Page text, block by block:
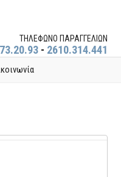
ΤΗΛΕΦΩΝΟ ΠΑΡΑΓΓΕΛΙΩΝ
- 2610.314.441